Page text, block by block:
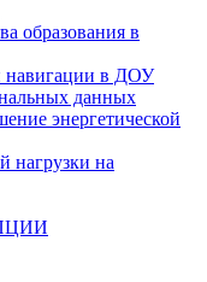
образования в
навигации в ДОУ
данных
энергетической
нагрузки на